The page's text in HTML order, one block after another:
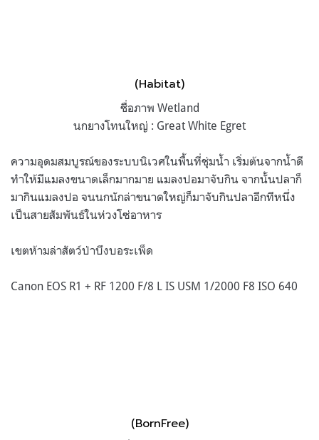
(Habitat)
ชื่อภาพ Wetland
นกยางโทนใหญ่ : Great White Egret
ความอุดมสมบูรณ์ของระบบนิเวศในพื้นที่ชุ่มน้ำ เริ่มต้นจากน้ำดี
ทำให้มีแมลงขนาดเล็กมากมาย แมลงปอมาจับกิน จากนั้นปลาก็
มากินแมลงปอ จนนกนักล่าขนาดใหญ่ก็มาจับกินปลาอีกทีหนึ่ง
เป็นสายสัมพันธ์ในห่วงโซ่อาหาร
เขตห้ามล่าสัตว์ป่าบึงบอระเพ็ด
Canon EOS R1 + RF 1200 F/8 L IS USM 1/2000 F8 ISO 640
(BornFree)